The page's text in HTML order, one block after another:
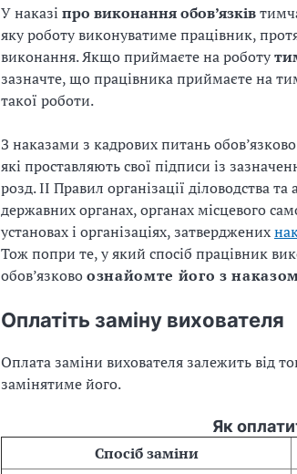
У наказі про виконання обов’язків
яку роботу виконуватиме працівник,
виконання. Якщо приймаєте на роботу
зазначте, що працівника приймаєте на
такої роботи.
З наказами з кадрових питань
які проставляють свої підписи із
розд.ІІ Правил організації діловодства
державних органах, органах місцевого
установах і організаціях, затверджених
Тож попри те, у який спосіб працівник
обов’язковоознайомте його з
Оплатіть заміну вихователя
Оплата заміни вихователя залежить від
замінятиме його.
Як
Спосіб заміни